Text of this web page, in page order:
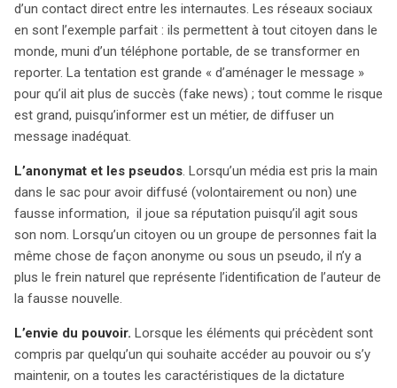
d’un contact direct entre les internautes. Les réseaux sociaux
en sont l’exemple parfait : ils permettent à tout citoyen dans le
monde, muni d’un téléphone portable, de se transformer en
reporter. La tentation est grande « d’aménager le message »
pour qu’il ait plus de succès (fake news) ; tout comme le risque
est grand, puisqu’informer est un métier, de diffuser un
message inadéquat.
L’anonymat et les pseudos. Lorsqu’un média est pris la main
dans le sac pour avoir diffusé (volontairement ou non) une
fausse information, il joue sa réputation puisqu’il agit sous
son nom. Lorsqu’un citoyen ou un groupe de personnes fait la
même chose de façon anonyme ou sous un pseudo, il n’y a
plus le frein naturel que représente l’identification de l’auteur de
la fausse nouvelle.
L’envie du pouvoir. Lorsque les éléments qui précèdent sont
compris par quelqu’un qui souhaite accéder au pouvoir ou s’y
maintenir, on a toutes les caractéristiques de la dictature